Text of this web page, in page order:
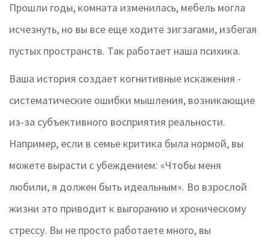
Прошли годы, комната изменилась, мебель могла
исчезнуть, но вы все еще ходите зигзагами, избегая
пустых пространств. Так работает наша психика.
Ваша история создает когнитивные искажения -
систематические ошибки мышления, возникающие
из-за субъективного восприятия реальности.
Например, если в семье критика была нормой, вы
можете вырасти с убеждением: «Чтобы меня
любили, я должен быть идеальным». Во взрослой
жизни это приводит к выгоранию и хроническому
стрессу. Вы не просто работаете много, вы